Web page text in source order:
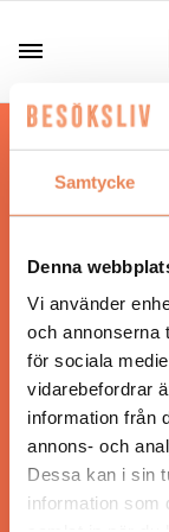
Samtycke
Denna
Vi använder
och annonserna
för sociala
vidarebefordrar
information från
annons- och
Dessa kan i sin
information som
Hos oss
nyheter
Besöksliv i